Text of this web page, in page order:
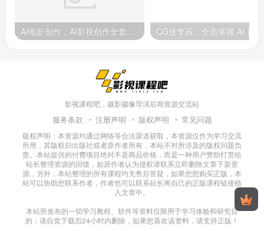
AI电影创作，AI影视创作全套完整课程（25节）
影视课程吧，摄影摄像导演后期资源交流站
服务条款 注册声明 版权声明 常见问题
版权声明：本资源均通过网络等合法渠道获取，本资源仅作为学习交流
所用，其版权归出版社或者原作者所有，本站不对所涉及的版权问题负
责。本站提供的付费项目绝对不是商品价格，而是一种用户赞助打赏给
站长整理资源的回馈，如原作者认为侵权请联系立即删除文章下架资
源，另外，本站整理的所有课程均无售后答疑，如果您想购买正版，本
站可以协助您联系作者，作者也可以联系站长将自己的正版课程链接植
入文章中。
本站所发布的一切学习教程、软件等资料仅限用于学习体验和研究目
的；请自觉下载后24小时内删除，如果您喜欢该资料，请支持正版！